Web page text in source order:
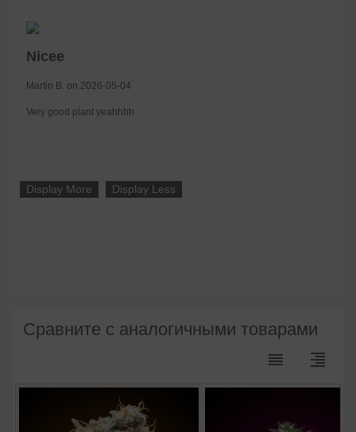
Nicee
Martin B. on 2026-05-04
Very good plant yeahhhh
Display More Display Less
Сравните с аналогичными товарами
reorder format_align_right